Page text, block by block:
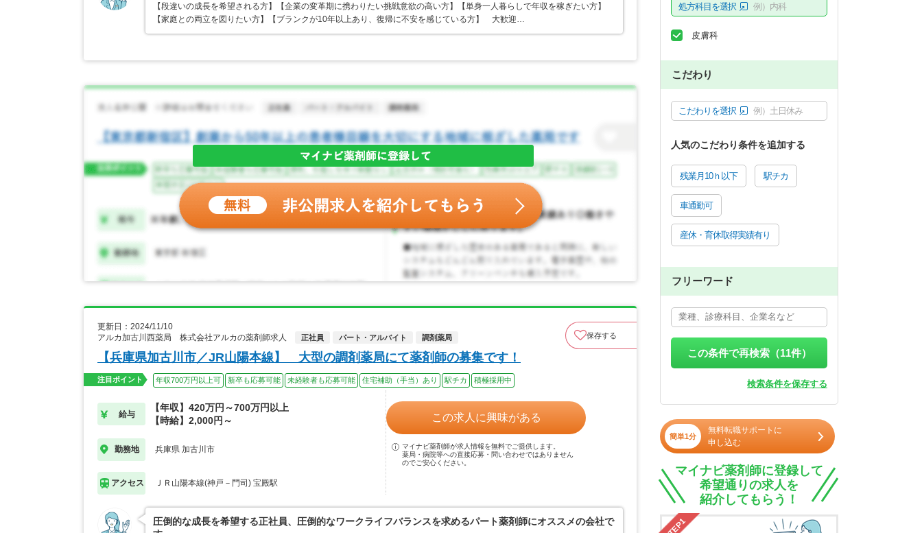
【段違いの成長を希望される方】【企業の変革期に携わりたい挑戦意欲の高い方】【単身一人暮らしで年収を稼ぎたい方】
【家庭との両立を図りたい方】【ブランクが10年以上あり、復帰に不安を感じている方】 大歓迎…
更新日：2024/11/10
アルカ加古川西薬局 株式会社アルカの薬剤師求人
正社員 パート・アルバイト 調剤薬局 保存する
【兵庫県加古川市／JR山陽本線】 大型の調剤薬局にて薬剤師の募集です！
注目ポイント 年収700万円以上可 新卒も応募可能 未経験者も応募可能 住宅補助（手当）あり 駅チカ 積極採用中
給与
【年収】420万円～700万円以上
【時給】2,000円～
勤務地 兵庫県 加古川市
アクセス ＪＲ山陽本線(神戸－門司) 宝殿駅
この求人に興味がある
マイナビ薬剤師が求人情報を無料でご提供します。
薬局・病院等への直接応募・問い合わせではありません
のでご安心ください。
圧倒的な成長を希望する正社員、圧倒的なワークライフバランスを求めるパート薬剤師にオススメの会社で
処方科目を選択 例）内科
皮膚科
こだわり
こだわりを選択 例）土日休み
人気のこだわり条件を追加する
残業月10ｈ以下 駅チカ
車通勤可
産休・育休取得実績有り
フリーワード
この条件で再検索（11件）
検索条件を保存する
簡単1分
無料転職サポートに
申し込む
マイナビ薬剤師に登録して
希望通りの求人を
紹介してもらう！